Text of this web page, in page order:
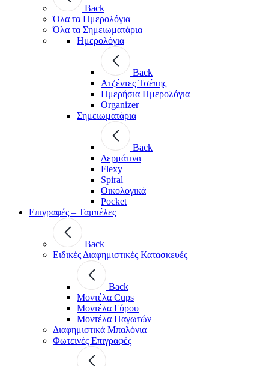
Back
Όλα τα Ημερολόγια
Όλα τα Σημειωματάρια
Ημερολόγια
Back
Ατζέντες Τσέπης
Ημερήσια Ημερολόγια
Organizer
Σημειωματάρια
Back
Δερμάτινα
Flexy
Spiral
Οικολογικά
Pocket
Επιγραφές – Ταμπέλες
Back
Ειδικές Διαφημιστικές Κατασκευές
Back
Μοντέλα Cups
Μοντέλα Γύρου
Μοντέλα Παγωτών
Διαφημιστικά Μπαλόνια
Φωτεινές Επιγραφές